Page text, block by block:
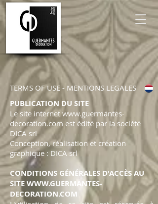
TERMS OF USE - MENTIONS LEGALES
PUBLICATION DU SITE
Le site internetwww.guermantes-
decoration.com est édité par la société
DICA srl
Conception, réalisation et création
graphique : DICA srl
CONDITIONS GÉNÉRALES D'ACCÈS AU
SITEWWW.GUERMANTES-
DECORATION.COM